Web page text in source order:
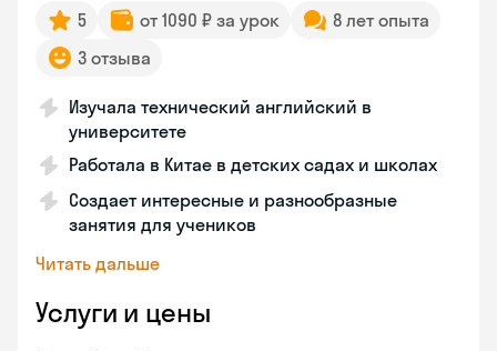
5 от 1090 ₽ за урок
8 лет опыта
3 отзыва
Изучала технический английский в
университете
Работала в Китае в детских садах и школах
Создает интересные и разнообразные
занятия для учеников
Читать дальше
Услуги и цены